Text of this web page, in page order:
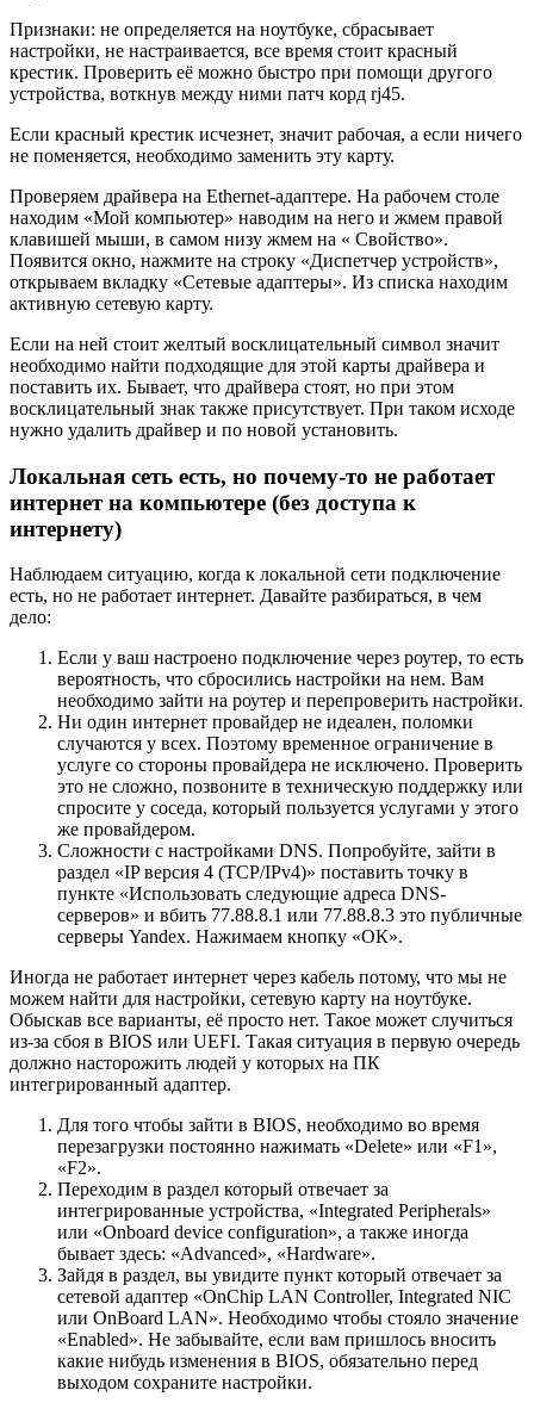
Признаки: не определяется на ноутбуке, сбрасывает
настройки, не настраивается, все время стоит красный
крестик. Проверить её можно быстро при помощи другого
устройства, воткнув между ними патч корд rj45.
Если красный крестик исчезнет, значит рабочая, а если ничего
не поменяется, необходимо заменить эту карту.
Проверяем драйвера на Ethernet-адаптере. На рабочем столе
находим «Мой компьютер» наводим на него и жмем правой
клавишей мыши, в самом низу жмем на « Свойство».
Появится окно, нажмите на строку «Диспетчер устройств»,
открываем вкладку «Сетевые адаптеры». Из списка находим
активную сетевую карту.
Если на ней стоит желтый восклицательный символ значит
необходимо найти подходящие для этой карты драйвера и
поставить их. Бывает, что драйвера стоят, но при этом
восклицательный знак также присутствует. При таком исходе
нужно удалить драйвер и по новой установить.
Локальная сеть есть, но почему-то не работает
интернет на компьютере (без доступа к
интернету)
Наблюдаем ситуацию, когда к локальной сети подключение
есть, но не работает интернет. Давайте разбираться, в чем
дело:
Если у ваш настроено подключение через роутер, то есть
вероятность, что сбросились настройки на нем. Вам
необходимо зайти на роутер и перепроверить настройки.
Ни один интернет провайдер не идеален, поломки
случаются у всех. Поэтому временное ограничение в
услуге со стороны провайдера не исключено. Проверить
это не сложно, позвоните в техническую поддержку или
спросите у соседа, который пользуется услугами у этого
же провайдером.
Сложности с настройками DNS. Попробуйте, зайти в
раздел «IP версия 4 (TCP/IPv4)» поставить точку в
пункте «Использовать следующие адреса DNS-
серверов» и вбить 77.88.8.1 или 77.88.8.3 это публичные
серверы Yandex. Нажимаем кнопку «ОК».
Иногда не работает интернет через кабель потому, что мы не
можем найти для настройки, сетевую карту на ноутбуке.
Обыскав все варианты, её просто нет. Такое может случиться
из-за сбоя в BIOS или UEFI. Такая ситуация в первую очередь
должно насторожить людей у которых на ПК
интегрированный адаптер.
Для того чтобы зайти в BIOS, необходимо во время
перезагрузки постоянно нажимать «Delete» или «F1»,
«F2».
Переходим в раздел который отвечает за
интегрированные устройства, «Integrated Peripherals»
или «Onboard device configuration», а также иногда
бывает здесь: «Advanced», «Hardware».
Зайдя в раздел, вы увидите пункт который отвечает за
сетевой адаптер «OnChip LAN Controller, Integrated NIC
или OnBoard LAN». Необходимо чтобы стояло значение
«Enabled». Не забывайте, если вам пришлось вносить
какие нибудь изменения в BIOS, обязательно перед
выходом сохраните настройки.